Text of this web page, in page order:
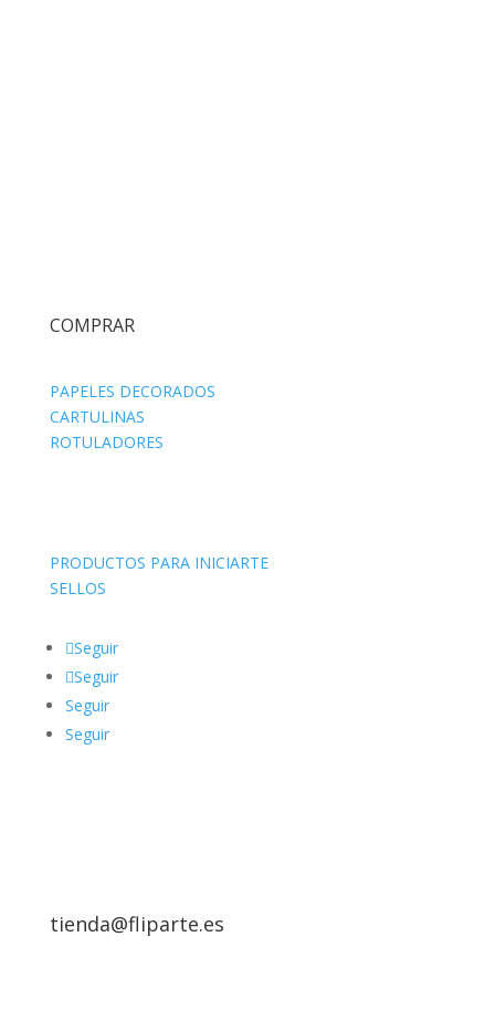
COMPRAR
PAPELES DECORADOS
CARTULINAS
ROTULADORES
PRODUCTOS PARA INICIARTE
SELLOS
Seguir
Seguir
Seguir
Seguir
tienda@fliparte.es